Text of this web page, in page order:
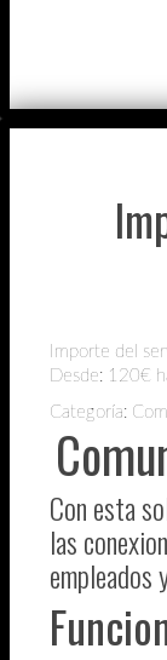
Importe del
Desde: 120€
Categoría:
Con esta
las
empleados